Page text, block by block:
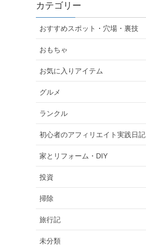
カテゴリー
おすすめスポット・穴場・裏技
おもちゃ
お気に入りアイテム
グルメ
ランクル
初心者のアフィリエイト実践日記
家とリフォーム・DIY
投資
掃除
旅行記
未分類